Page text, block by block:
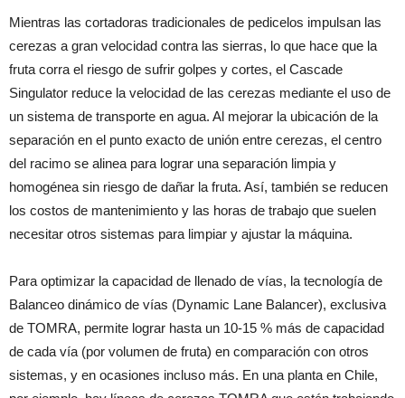
Mientras las cortadoras tradicionales de pedicelos impulsan las
cerezas a gran velocidad contra las sierras, lo que hace que la
fruta corra el riesgo de sufrir golpes y cortes, el Cascade
Singulator reduce la velocidad de las cerezas mediante el uso de
un sistema de transporte en agua. Al mejorar la ubicación de la
separación en el punto exacto de unión entre cerezas, el centro
del racimo se alinea para lograr una separación limpia y
homogénea sin riesgo de dañar la fruta. Así, también se reducen
los costos de mantenimiento y las horas de trabajo que suelen
necesitar otros sistemas para limpiar y ajustar la máquina.
Para optimizar la capacidad de llenado de vías, la tecnología de
Balanceo dinámico de vías (Dynamic Lane Balancer), exclusiva
de TOMRA, permite lograr hasta un 10-15 % más de capacidad
de cada vía (por volumen de fruta) en comparación con otros
sistemas, y en ocasiones incluso más. En una planta en Chile,